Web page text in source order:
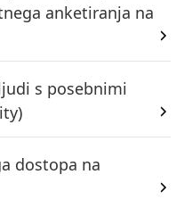
anketiranja na
s posebnimi
dostopa na